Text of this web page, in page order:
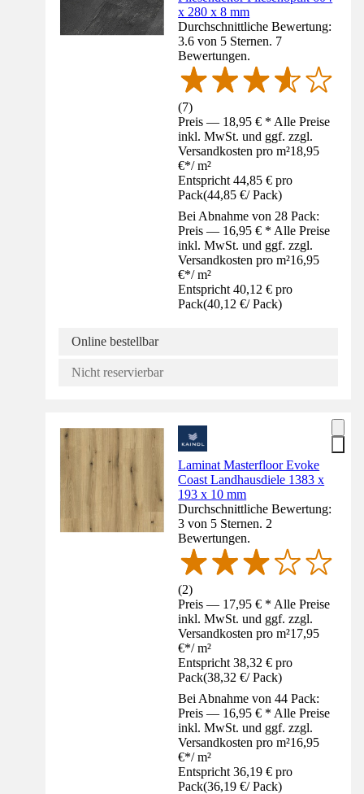
x 280 x 8 mm
Durchschnittliche Bewertung:
3.6 von 5 Sternen. 7
Bewertungen.
(7)
Preis — 18,95 € * Alle Preise
inkl. MwSt. und ggf. zzgl.
Versandkosten pro m²18,95
€*/ m²
Entspricht 44,85 € pro
Pack(44,85 €/ Pack)
Bei Abnahme von 28 Pack:
Preis — 16,95 € * Alle Preise
inkl. MwSt. und ggf. zzgl.
Versandkosten pro m²16,95
€*/ m²
Entspricht 40,12 € pro
Pack(40,12 €/ Pack)
Online bestellbar
Nicht reservierbar
Laminat Masterfloor Evoke
Coast Landhausdiele 1383 x
193 x 10 mm
Durchschnittliche Bewertung:
3 von 5 Sternen. 2
Bewertungen.
(2)
Preis — 17,95 € * Alle Preise
inkl. MwSt. und ggf. zzgl.
Versandkosten pro m²17,95
€*/ m²
Entspricht 38,32 € pro
Pack(38,32 €/ Pack)
Bei Abnahme von 44 Pack:
Preis — 16,95 € * Alle Preise
inkl. MwSt. und ggf. zzgl.
Versandkosten pro m²16,95
€*/ m²
Entspricht 36,19 € pro
Pack(36,19 €/ Pack)